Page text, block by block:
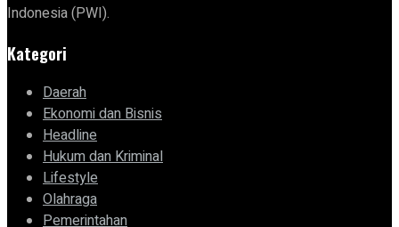
Indonesia (PWI).
Kategori
Daerah
Ekonomi dan Bisnis
Headline
Hukum dan Kriminal
Lifestyle
Olahraga
Pemerintahan